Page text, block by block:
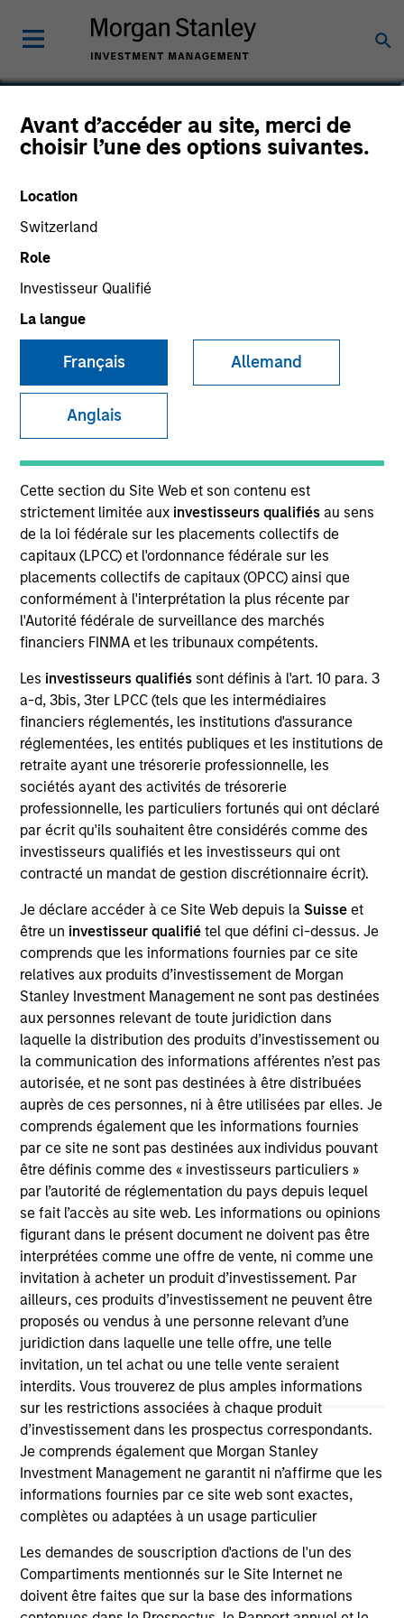
Avant d’accéder au site, merci de
choisir l’une des options suivantes.
Location
Switzerland
Role
Investisseur Qualifié
La langue
Français Allemand
Anglais
Cette section du Site Web et son contenu est
strictement limitée aux investisseurs qualifiésau sens
de la loi fédérale sur les placements collectifs de
capitaux (LPCC) et l'ordonnance fédérale sur les
placements collectifs de capitaux (OPCC) ainsi que
conformément à l'interprétation la plus récente par
l'Autorité fédérale de surveillance des marchés
financiers FINMA et les tribunaux compétents.
Les investisseurs qualifiés sont définis à l'art. 10 para. 3
a-d, 3bis, 3ter LPCC (tels que les intermédiaires
financiers réglementés, les institutions d'assurance
réglementées, les entités publiques et les institutions de
retraite ayant une trésorerie professionnelle, les
sociétés ayant des activités de trésorerie
professionnelle, les particuliers fortunés qui ont déclaré
par écrit qu'ils souhaitent être considérés comme des
investisseurs qualifiés et les investisseurs qui ont
contracté un mandat de gestion discrétionnaire écrit).
Je déclare accéder à ce Site Web depuis la Suisse et
être un investisseur qualifiétel que défini ci-dessus. Je
comprends que les informations fournies par ce site
relatives aux produits d’investissement de Morgan
Stanley Investment Management ne sont pas destinées
aux personnes relevant de toute juridiction dans
laquelle la distribution des produits d’investissement ou
la communication des informations afférentes n’est pas
autorisée, et ne sont pas destinées à être distribuées
auprès de ces personnes, ni à être utilisées par elles. Je
comprends également que les informations fournies
par ce site ne sont pas destinées aux individus pouvant
être définis comme des « investisseurs particuliers »
par l’autorité de réglementation du pays depuis lequel
se fait l’accès au site web. Les informations ou opinions
figurant dans le présent document ne doivent pas être
interprétées comme une offre de vente, ni comme une
invitation à acheter un produit d’investissement. Par
ailleurs, ces produits d’investissement ne peuvent être
proposés ou vendus à une personne relevant d’une
juridiction dans laquelle une telle offre, une telle
invitation, un tel achat ou une telle vente seraient
interdits. Vous trouverez de plus amples informations
sur les restrictions associées à chaque produit
d’investissement dans les prospectus correspondants.
Je comprends également que Morgan Stanley
Investment Management ne garantit ni n’affirme que les
informations fournies par ce site web sont exactes,
complètes ou adaptées à un usage particulier
Les demandes de souscription d'actions de l'un des
Compartiments mentionnés sur le Site Internet ne
doivent être faites que sur la base des informations
Jonas Kolk
Chief Investment Officer of Global
YEARS OF INDUSTRY EXPERIENCE
TEAM
Global Liquidity Solutions
Jonas is CIO and Head of Portfolio Management for
the Global Liquidity team. He joined Morgan Stanley
in 2004 and has 33 years of investment
experience. Prior to joining the firm, he was a
senior portfolio manager at AIG Capital Markets and
Chase Asset Management and a money market
trader at Metropolitan Life Insurance Co. Jonas
received a B.S. in finance from the State University
of New York, Albany and an M.B.A. from Fordham
University's Graduate School of Business.
May not represent all Team Members.
The information on this page is for informational
purposes only. The information contained herein does
not constitute and should not be construed as an
offering of advisory services or an offer to sell or a
solicitation of an offer to buy any securities in any
jurisdiction in which such offer or solicitation,
purchase or sale would be unlawful under the
securities, insurance or other laws of such jurisdiction.
All investing involves risks, including a loss of principal.
Please refer to the strategy detail page for important
information on the strategy, including additional risk
considerations.